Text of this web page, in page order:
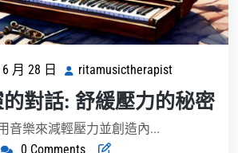
月 28 日
2024
年
6
月
28
ritamusictherapist
對話: 舒緩壓力的秘密
音樂來減輕壓力並創造內...
0 Comments